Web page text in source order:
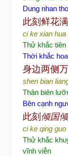
Dung nhan
此刻鲜花
ci ke xian hua
Thử khắc tiên
Thời khắc
身边两侧
shen bian
Thân biên
Bên cạnh
此刻 倾国
ci ke qing
Thử khắc
vĩnh viễn